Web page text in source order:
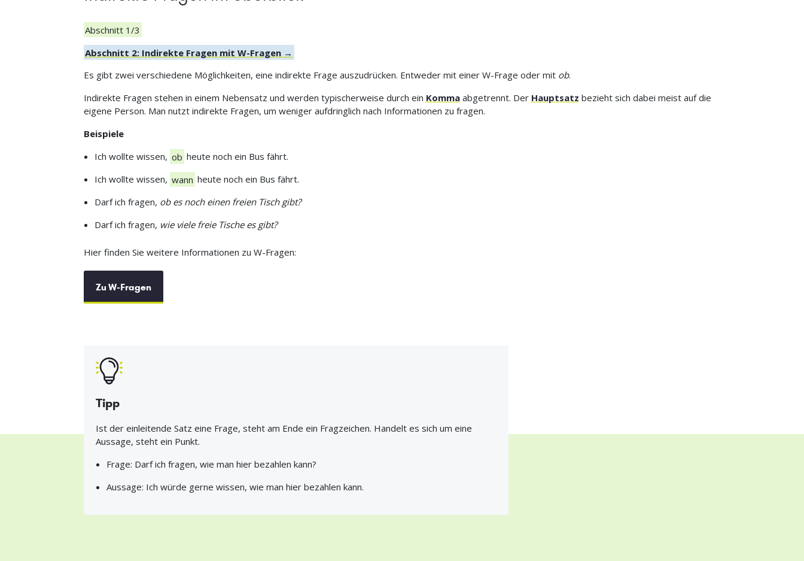
Abschnitt 1/3
Abschnitt 2: Indirekte Fragen mit W-Fragen →
Es gibt zwei verschiedene Möglichkeiten, eine indirekte Frage auszudrücken. Entweder mit einer W-Frage oder mit ob.
Indirekte Fragen stehen in einem Nebensatz und werden typischerweise durch ein Kommaabgetrennt. Der Hauptsatz bezieht sich dabei meist auf die
eigene Person. Man nutzt indirekte Fragen, um weniger aufdringlich nach Informationen zu fragen.
Beispiele
Ich wollte wissen, ob heute noch ein Bus fährt.
Ich wollte wissen, wann heute noch ein Bus fährt.
Darf ich fragen, ob es noch einen freien Tisch gibt?
Darf ich fragen, wie viele freie Tische es gibt?
Hier finden Sie weitere Informationen zu W-Fragen:
Zu W-Fragen
Tipp
Ist der einleitende Satz eine Frage, steht am Ende ein Fragzeichen. Handelt es sich um eine
Aussage, steht ein Punkt.
Frage: Darf ich fragen, wie man hier bezahlen kann?
Aussage: Ich würde gerne wissen, wie man hier bezahlen kann.